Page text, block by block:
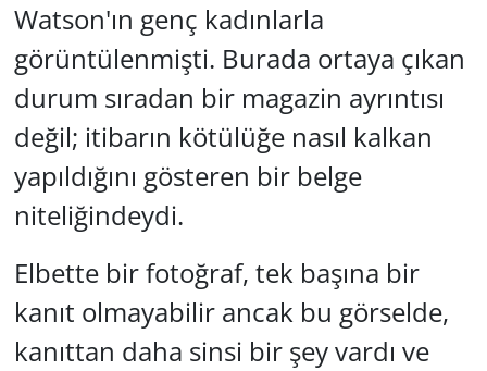
Watson'ın genç kadınlarla
görüntülenmişti. Burada ortaya çıkan
durum sıradan bir magazin ayrıntısı
değil; itibarın kötülüğe nasıl kalkan
yapıldığını gösteren bir belge
niteliğindeydi.
Elbette bir fotoğraf, tek başına bir
kanıt olmayabilir ancak bu görselde,
kanıttan daha sinsi bir şey vardı ve